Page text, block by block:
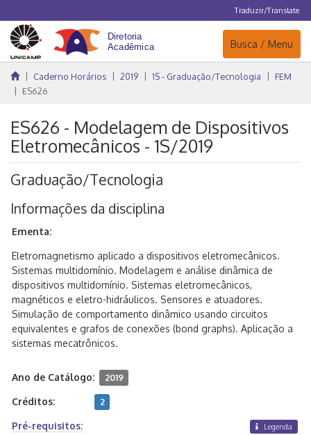
Traduzir/Translate
Navegação
Busca / Menu
Caderno Horários 2019 1S - Graduação/Tecnologia
FEM
ES626
ES626 - Modelagem de Dispositivos
Eletromecânicos - 1S/2019
Graduação/Tecnologia
Informações da disciplina
Ementa:
Eletromagnetismo aplicado a dispositivos eletromecânicos.
Sistemas multidomínio. Modelagem e análise dinâmica de
dispositivos multidomínio. Sistemas eletromecânicos,
magnéticos e eletro-hidráulicos. Sensores e atuadores.
Simulação de comportamento dinâmico usando circuitos
equivalentes e grafos de conexões (bond graphs). Aplicação a
sistemas mecatrônicos.
Ano de Catálogo: 2019
Créditos: 2
Pré-requisitos: Legenda